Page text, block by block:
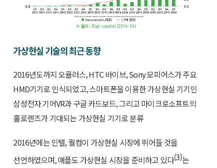
가상현실 기술의 최근 동향
2016년도까지 오큘러스, HTC 바이브, Sony 모피어스가 주요
HMD기기로 인식되었고, 스마트폰을 이용한 가상현실 기기인
삼성전자 기어VR과 구글 카드보드, 그리고 마이크로소프트의
홀로렌즈가 기대되는 가상현실 기기로 분류
2016년에는 인텔, 퀄컴이 가상현실 시장에 뛰어들 것을
선언하였으며, 애플도 가상현실 시장을 준비하고 있다(3)는